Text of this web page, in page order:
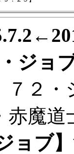
ジョ
７２
赤魔
ョブ】